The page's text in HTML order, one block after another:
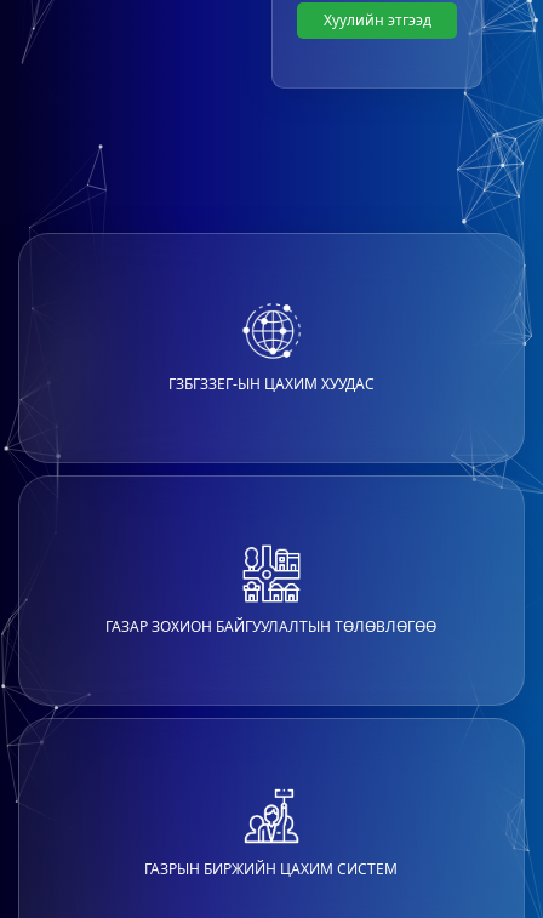
Хуулийн этгээд
ГЗБГЗЗЕГ-ЫН ЦАХИМ ХУУДАС
ГАЗАР ЗОХИОН БАЙГУУЛАЛТЫН ТӨЛӨВЛӨГӨӨ
ГАЗРЫН БИРЖИЙН ЦАХИМ СИСТЕМ